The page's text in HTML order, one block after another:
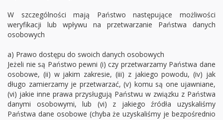
W szczególności mają Państwo następujące możliwości
weryfikacji lub wpływu na przetwarzanie Państwa danych
osobowych
a) Prawo dostępu do swoich danych osobowych
Jeżeli nie są Państwo pewni (i) czy przetwarzamy Państwa dane
osobowe, (ii) w jakim zakresie, (iii) z jakiego powodu, (iv) jak
długo zamierzamy je przetwarzać, (v) komu są one ujawniane,
(vi) jakie inne prawa przysługują Państwu w związku z Państwa
danymi osobowymi, lub (vi) z jakiego źródła uzyskaliśmy
Państwa dane osobowe (chyba że uzyskaliśmy je bezpośrednio